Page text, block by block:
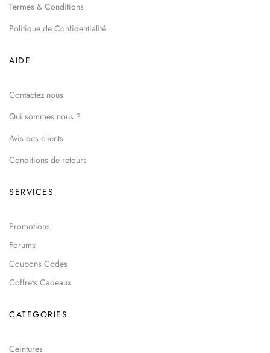
Termes & Conditions
Politique de Confidentialité
AIDE
Contactez nous
Qui sommes nous ?
Avis des clients
Conditions de retours
SERVICES
Promotions
Forums
Coupons Codes
Coffrets Cadeaux
CATEGORIES
Ceintures